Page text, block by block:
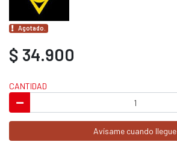
Agotado.
$ 34.900
CANTIDAD
Avísame cuando llegue